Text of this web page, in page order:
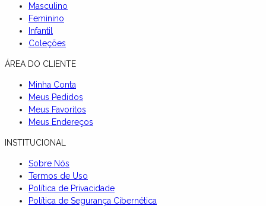
Masculino
Feminino
Infantil
Coleções
ÁREA DO CLIENTE
Minha Conta
Meus Pedidos
Meus Favoritos
Meus Endereços
INSTITUCIONAL
Sobre Nós
Termos de Uso
Política de Privacidade
Política de Segurança Cibernética